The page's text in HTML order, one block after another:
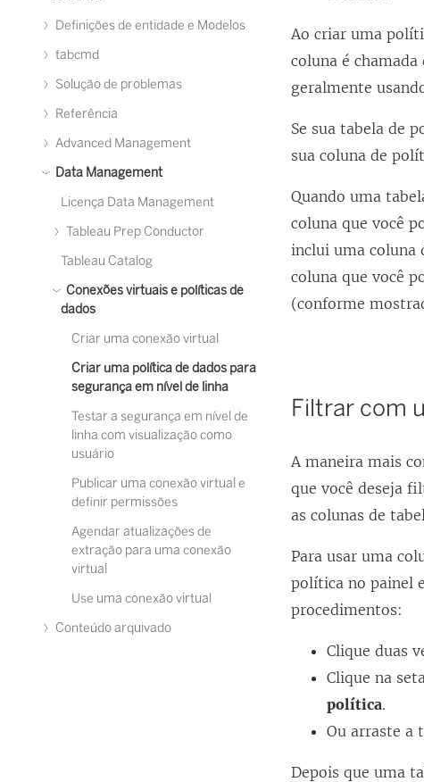
Definições de entidade e Modelos
tabcmd
Solução de problemas
Referência
Advanced Management
Data Management
Licença Data Management
Tableau Prep Conductor
Tableau Catalog
Conexões virtuais e políticas de
dados
Criar uma conexão virtual
Criar uma política de dados para
segurança em nível de linha
Testar a segurança em nível de
linha com visualização como
usuário
Publicar uma conexão virtual e
definir permissões
Agendar atualizações de
extração para uma conexão
virtual
Use uma conexão virtual
Conteúdo arquivado
Ao criar uma
coluna é
geralmente
Se sua tabela de
sua coluna de
Quando uma
coluna que você
inclui uma coluna
coluna que você
(conforme
Filtrar com
A maneira mais
que você deseja
as colunas de
Para usar uma
política no painel
procedimentos:
Clique duas
Clique na
política.
Ou arraste a
Depois que uma